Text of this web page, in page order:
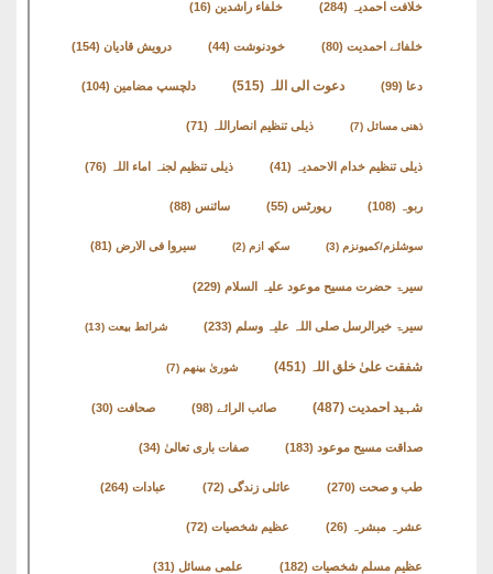
English
مِرقاتُ
الیقین
فی
حَیاتِ
نورالدّین
متفرق
کتب
سلسلہ
خلافت احمدیہ(284) خلفاء راشدین(16)
خلفائے احمدیت (80) خودنوشت(44) درویش قادیان(154)
دعوت الی اللہ(515) دلچسپ مضامین(104)
ذھنی مسائل(7) ذیلی تنظیم انصاراللہ (71)
ذیلی تنظیم خدام الاحمدیہ(41) ذیلی تنظیم لجنہ اماء اللہ
رپورٹس سائنس
سوشلزم/کمیونزم (3) سکھ ازم سیروا فی الارض(81)
سیرۃ حضرت مسیح موعود علیہ السلام(229)
سیرۃ خیرالرسل صلی اللہ علیہ وسلم(233) شرائط بیعت
شفقت علیٰ خلق اللہ (451) شوریٰ بینھم(7)
شہید احمدیت(487) صائب الرائے(98) صحافت
صداقت مسیح موعود(183) صفات باری تعالیٰ(34)
طب و صحت(270) عائلی زندگی(72) عبادات
عشرہ مبشرہ عظیم شخصیات (72)
عظیم مسلم شخصیات (182) علمی مسائل(31)